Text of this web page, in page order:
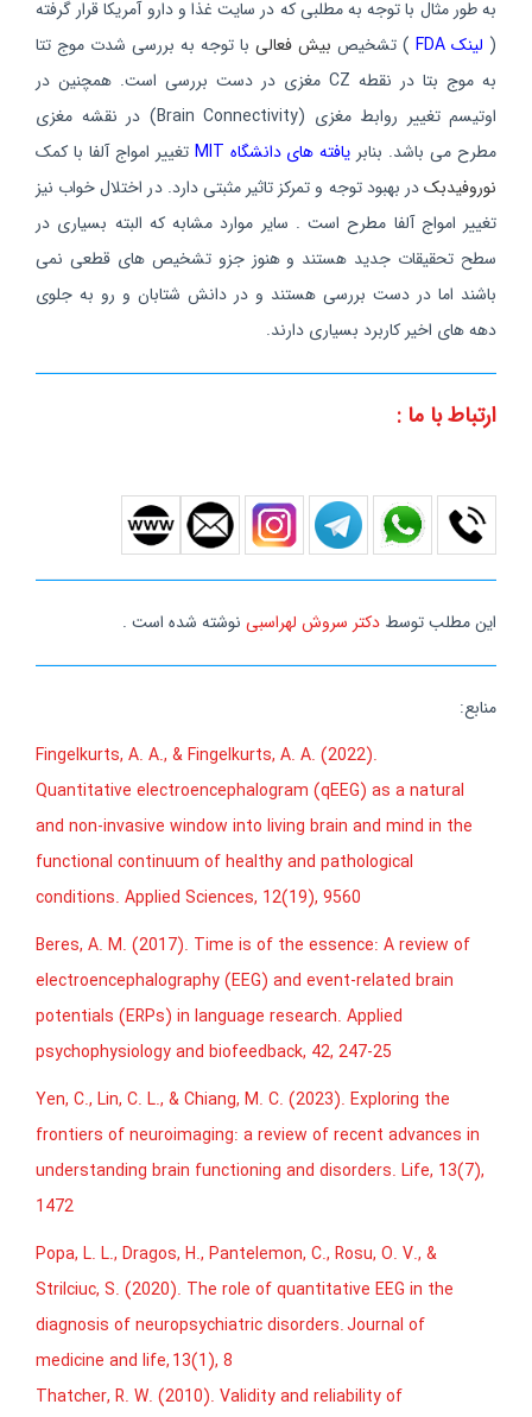
به طور مثال با توجه به مطلبی که در سایت غذا و دارو آمریکا قرار گرفته
( لینک FDA ) تشخیص بیش فعالی با توجه به بررسی شدت موج تتا
به موج بتا در نقطه CZ مغزی در دست بررسی است. همچنین در
اوتیسم تغییر روابط مغزی (Brain Connectivity) در نقشه مغزی
مطرح می باشد. بنابر یافته های دانشگاه MIT
تغییر امواج آلفا با کمک
نوروفیدبکدر بهبود توجه و تمرکز تاثیر مثبتی دارد. در اختلال خواب نیز
تغییر امواج آلفا مطرح است . سایر موارد مشابه که البته بسیاری در
سطح تحقیقات جدید هستند و هنوز جزو تشخیص های قطعی نمی
باشند اما در دست بررسی هستند و در دانش شتابان و رو به جلوی
دهه های اخیر کاربرد بسیاری دارند.
ارتباط با ما :
این مطلب توسط دکتر سروش لهراسبی نوشته شده است .
منابع:
Fingelkurts, A. A., & Fingelkurts, A. A. (2022).
Quantitative electroencephalogram (qEEG) as a natural
and non-invasive window into living brain and mind in the
functional continuum of healthy and pathological
conditions. Applied Sciences, 12(19), 9560
Beres, A. M. (2017). Time is of the essence: A review of
electroencephalography (EEG) and event-related brain
potentials (ERPs) in language research. Applied
psychophysiology and biofeedback, 42, 247-25
Yen, C., Lin, C. L., & Chiang, M. C. (2023). Exploring the
frontiers of neuroimaging: a review of recent advances in
understanding brain functioning and disorders. Life, 13(7),
1472
Popa, L. L., Dragos, H., Pantelemon, C., Rosu, O. V., &
Strilciuc, S. (2020). The role of quantitative EEG in the
diagnosis of neuropsychiatric disorders.Journal of
medicine and life,13(1), 8
Thatcher, R. W. (2010). Validity and reliability of